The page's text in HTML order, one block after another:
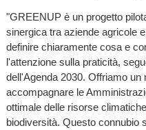
"GREENUP è un progetto
sinergica tra aziende agricole
definire chiaramente cosa e
l'attenzione sulla praticità,
dell'Agenda 2030. Offriamo un
accompagnare le
ottimale delle risorse
biodiversità. Questo connubio